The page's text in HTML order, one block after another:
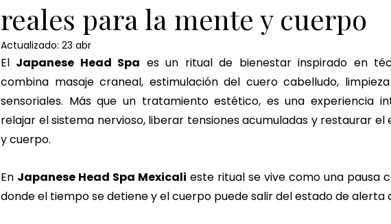
reales para la mente y cuerpo
Actualizado: 23 abr
El Japanese Head Spa es un ritual de bienestar inspirado en
combina masaje craneal, estimulación del cuero cabelludo,
sensoriales. Más que un tratamiento estético, es una experiencia
relajar el sistema nervioso, liberar tensiones acumuladas y restaurar
y cuerpo.
En Japanese Head Spa Mexicali este ritual se vive como una pausa
donde el tiempo se detiene y el cuerpo puede salir del estado de alerta